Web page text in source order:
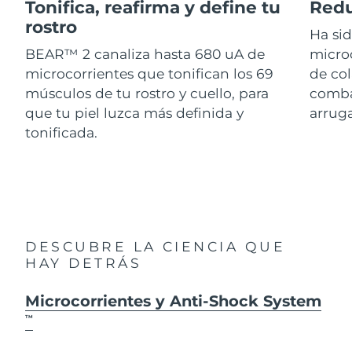
Tonifica, reafirma y define tu
rostro
BEAR™ 2 canaliza hasta 680 uA de
microcorrientes que tonifican los 69
músculos de tu rostro y cuello, para
que tu piel luzca más definida y
tonificada.
Ha
de
DESCUBRE LA CIENCIA QUE
HAY DETRÁS
Microcorrientes y Anti-Shock System
TM
For healthy hair
18% PAP
Cosméticos
Comprar todo
Israel
Italia Entrega prevista 8/8/26
Japón Entrega prevista 8/11/26
Jersey
Letonia Entrega prevista
Lituania Entrega prevista8/8/26